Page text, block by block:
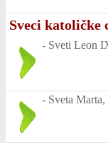
Sveci katoličke
- Sveti Leon
- Sveta